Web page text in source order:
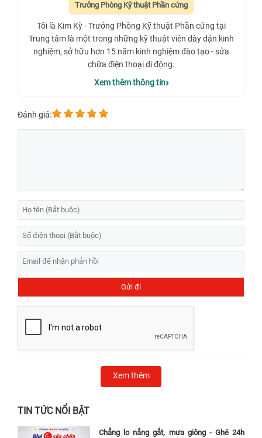
Trưởng Phòng Kỹ thuật Phần cứng
Tôi là Kim Kỳ - Trưởng Phòng Kỹ thuật Phần cứng tại
Trung tâm là một trong những kỹ thuật viên dày dặn kinh
nghiệm, sở hữu hơn 15 năm kinh nghiệm đào tạo - sửa
chữa điện thoại di động.
Xem thêm thông tin
Đánh giá:
Xem thêm
TIN TỨC NỔI BẬT
Chẳng lo nắng gắt, mưa giông - Ghé 24h